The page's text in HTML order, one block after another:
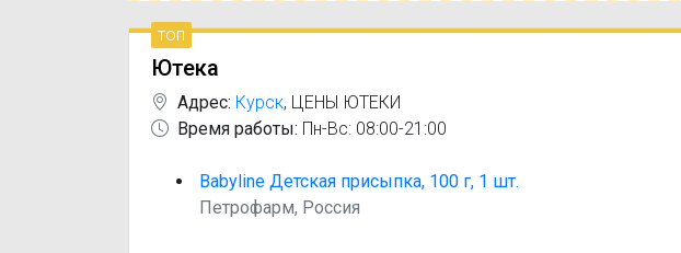
топ
Ютека
Адрес: Курск, ЦЕНЫ ЮТЕКИ
Время работы: Пн-Вс: 08:00-21:00
Babyline Детская присыпка, 100 г, 1 шт.
Петрофарм, Россия